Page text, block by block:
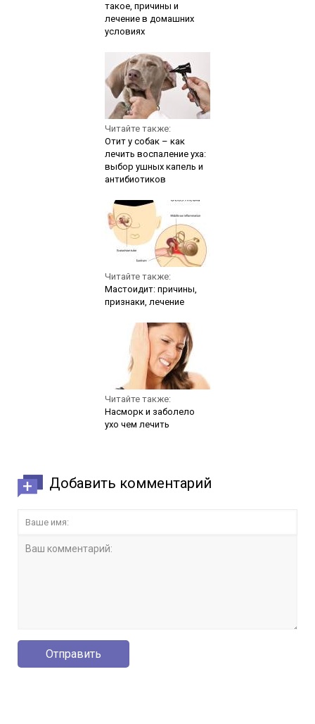
такое, причины и
лечение в домашних
условиях
Читайте также:
Отит у собак – как
лечить воспаление уха:
выбор ушных капель и
антибиотиков
Читайте также:
Мастоидит: причины,
признаки, лечение
Читайте также:
Насморк и заболело
ухо чем лечить
Добавить комментарий